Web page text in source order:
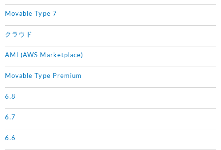
Movable Type 7
クラウド
AMI (AWS Marketplace)
Movable Type Premium
6.8
6.7
6.6